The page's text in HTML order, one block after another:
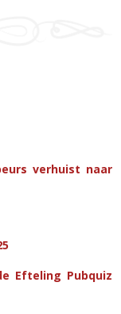
verhuist naar
Efteling Pubquiz